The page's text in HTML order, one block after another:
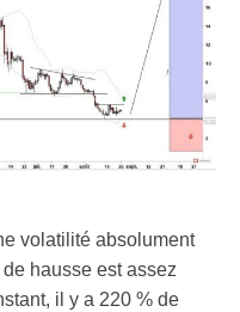
volatilité absolument
hausse est assez
il y a 220 % de